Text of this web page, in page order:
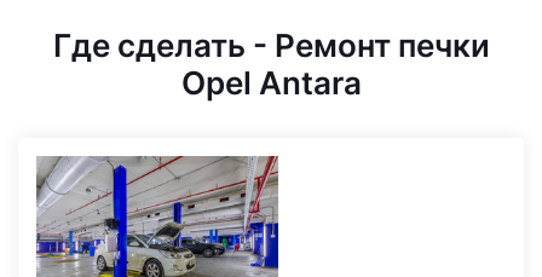
Где сделать - Ремонт печки
Opel Antara